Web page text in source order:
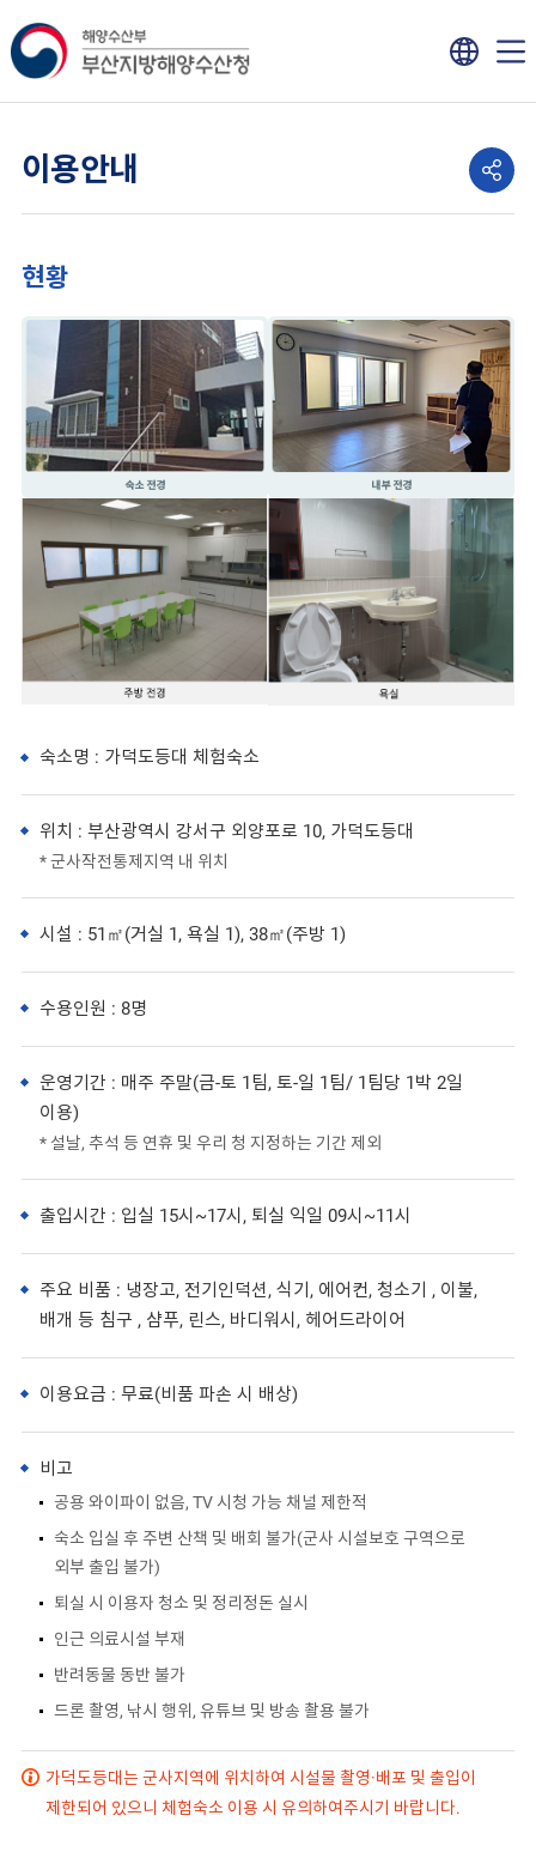
이용안내
현황
숙소명 : 가덕도등대 체험숙소
위치 : 부산광역시 강서구 외양포로 10, 가덕도등대
* 군사작전통제지역 내 위치
시설 : 51㎡(거실 1, 욕실 1), 38㎡(주방 1)
수용인원 : 8명
운영기간 : 매주 주말(금-토 1팀, 토-일 1팀/ 1팀당 1박 2일
이용)
* 설날, 추석 등 연휴 및 우리 청 지정하는 기간 제외
출입시간 : 입실 15시~17시, 퇴실 익일 09시~11시
주요 비품 : 냉장고, 전기인덕션, 식기, 에어컨, 청소기 , 이불,
배개 등 침구 , 샴푸, 린스, 바디워시, 헤어드라이어
이용요금 : 무료(비품 파손 시 배상)
비고
공용 와이파이 없음, TV 시청 가능 채널 제한적
숙소 입실 후 주변 산책 및 배회 불가(군사 시설보호 구역으로
외부 출입 불가)
퇴실 시 이용자 청소 및 정리정돈 실시
인근 의료시설 부재
반려동물 동반 불가
드론 촬영, 낚시 행위, 유튜브 및 방송 촬용 불가
가덕도등대는 군사지역에 위치하여 시설물 촬영·배포 및 출입이
제한되어 있으니 체험숙소 이용 시 유의하여주시기 바랍니다.